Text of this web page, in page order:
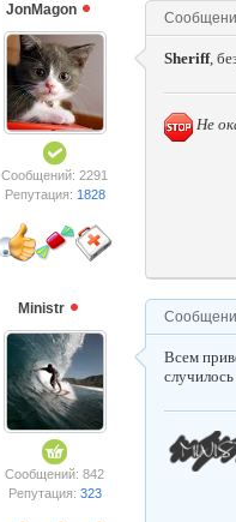
JonMagon
Сообщений: 2291
Репутация: 1828
Shеriff,
Не
Ministr
Сообщений: 842
Репутация: 323
Всем